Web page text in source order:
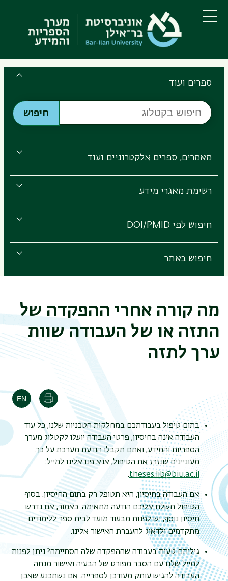
לתוכן
העיקרי
לתפריט
ניווט
ראשי
תפריט
Search
the
Ilan
Libraries
ספרים ועוד
חיפוש
בקטלוג
חיפוש
מאמרים, ספרים אלקטרוניים ועוד
רשימת מאגרי מידע
חיפוש לפי DOI/PMID
חיפוש באתר
מה קורה אחרי ההפקדה של
התזה או של העבודה שוות
ערך לתזה
הדפסה
בתום טיפול בעבודתכם במחלקות הטכניות שלנו, כל עוד
העבודה אינה בחיסיון, פרטי העבודה יועלו לקטלוג מערך
הספריות והמידע, ואתם תקבלו הודעת מערכת על כך.
מעוניינים שנזרז את הטיפול, אנא פנו אלינו למייל:
theses.lib@biu.ac.il
.
אם העבודה בחיסיון, היא תטופל רק בתום החיסיון. בסוף
הטיפול תשלח אליכם הודעה מתאימה. כאמור, אם נדרש
חיסיון נוסף, יש לפנות מבעוד מועד לבית ספר ללימודים
מתקדמים ולדאוג להעברת האישור אלינו.
גיליתם טעות בעבודה שההפקדה שלה הסתיימה? ניתן לפנות
למייל שלנו עם הסבר מפורט של הבעיה ואישור מנחה
העבודה להגיש עותק מעודכן לספרייה. אם נשתכנע שאכן